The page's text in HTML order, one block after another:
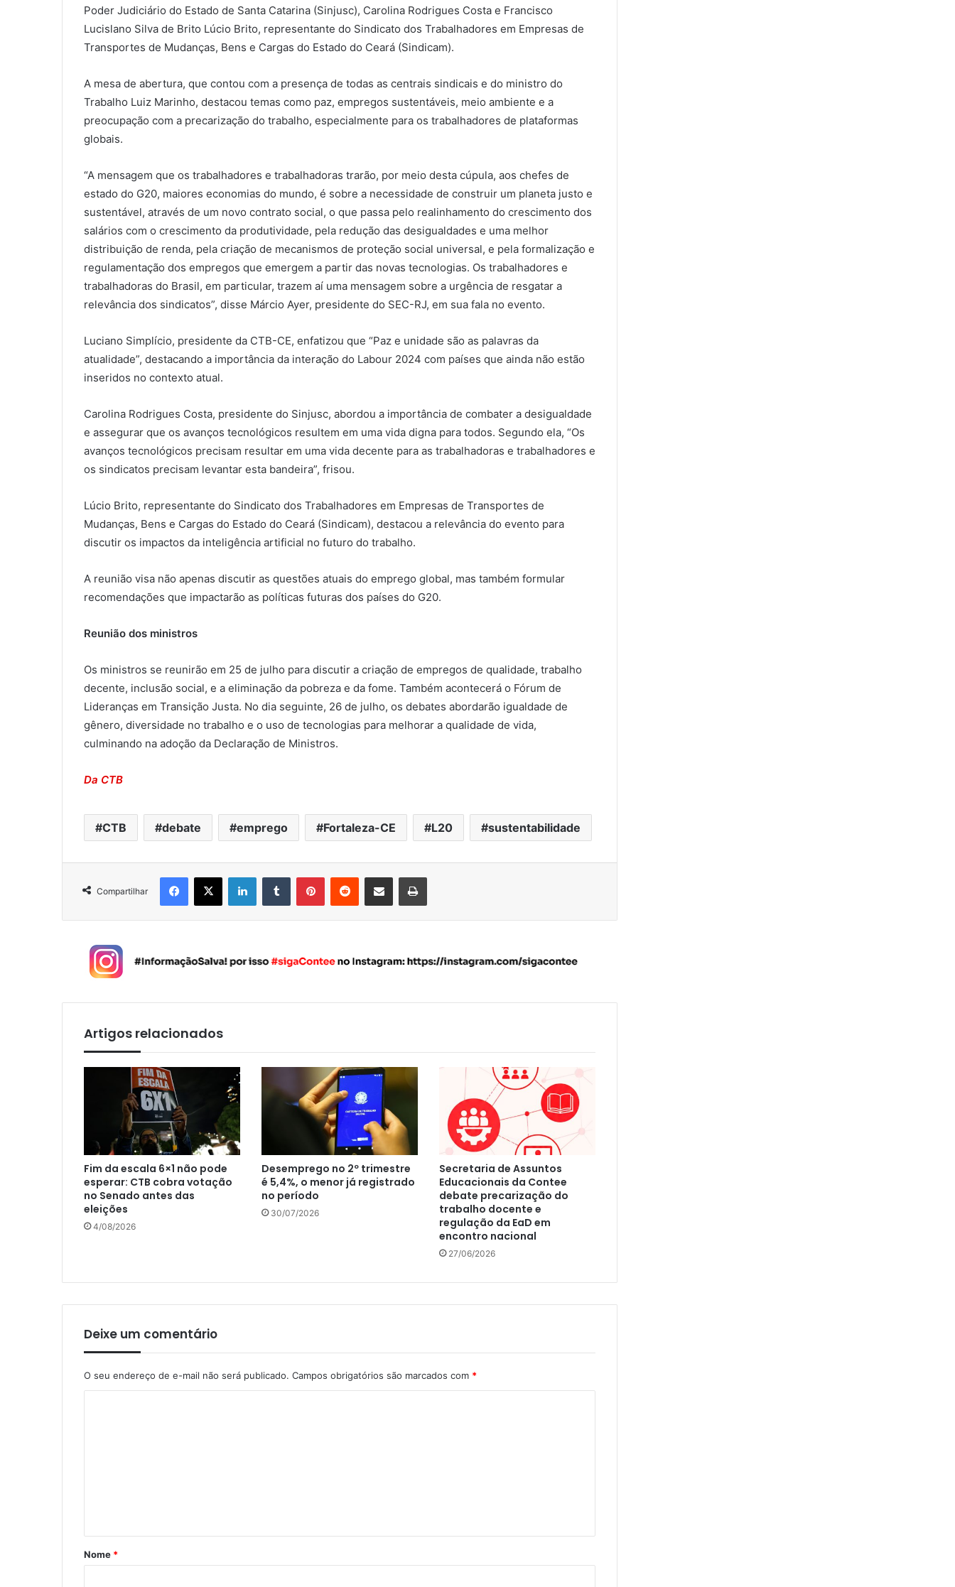
Poder Judiciário do Estado de Santa Catarina (Sinjusc), Carolina Rodrigues Costa e Francisco
Lucislano Silva de Brito Lúcio Brito, representante do Sindicato dos Trabalhadores em Empresas de
Transportes de Mudanças, Bens e Cargas do Estado do Ceará (Sindicam).
A mesa de abertura, que contou com a presença de todas as centrais sindicais e do ministro do
Trabalho Luiz Marinho, destacou temas como paz, empregos sustentáveis, meio ambiente e a
preocupação com a precarização do trabalho, especialmente para os trabalhadores de plataformas
globais.
“A mensagem que os trabalhadores e trabalhadoras trarão, por meio desta cúpula, aos chefes de
estado do G20, maiores economias do mundo, é sobre a necessidade de construir um planeta justo e
sustentável, através de um novo contrato social, o que passa pelo realinhamento do crescimento dos
salários com o crescimento da produtividade, pela redução das desigualdades e uma melhor
distribuição de renda, pela criação de mecanismos de proteção social universal, e pela formalização e
regulamentação dos empregos que emergem a partir das novas tecnologias. Os trabalhadores e
trabalhadoras do Brasil, em particular, trazem aí uma mensagem sobre a urgência de resgatar a
relevância dos sindicatos”, disse Márcio Ayer, presidente do SEC-RJ, em sua fala no evento.
Luciano Simplício, presidente da CTB-CE, enfatizou que “Paz e unidade são as palavras da
atualidade”, destacando a importância da interação do Labour 2024 com países que ainda não estão
inseridos no contexto atual.
Carolina Rodrigues Costa, presidente do Sinjusc, abordou a importância de combater a desigualdade
e assegurar que os avanços tecnológicos resultem em uma vida digna para todos. Segundo ela, “Os
avanços tecnológicos precisam resultar em uma vida decente para as trabalhadoras e trabalhadores e
os sindicatos precisam levantar esta bandeira”, frisou.
Lúcio Brito, representante do Sindicato dos Trabalhadores em Empresas de Transportes de
Mudanças, Bens e Cargas do Estado do Ceará (Sindicam), destacou a relevância do evento para
discutir os impactos da inteligência artificial no futuro do trabalho.
A reunião visa não apenas discutir as questões atuais do emprego global, mas também formular
recomendações que impactarão as políticas futuras dos países do G20.
Reunião dos ministros
Os ministros se reunirão em 25 de julho para discutir a criação de empregos de qualidade, trabalho
decente, inclusão social, e a eliminação da pobreza e da fome. Também acontecerá o Fórum de
Lideranças em Transição Justa. No dia seguinte, 26 de julho, os debates abordarão igualdade de
gênero, diversidade no trabalho e o uso de tecnologias para melhorar a qualidade de vida,
culminando na adoção da Declaração de Ministros.
Da CTB
CTB debate emprego Fortaleza-CE L20 sustentabilidade
Compartilhar
Artigos relacionados
Fim da escala 6×1 não pode
esperar: CTB cobra votação
no Senado antes das
eleições
4/08/2026
Desemprego no 2º trimestre
é 5,4%, o menor já registrado
no período
30/07/2026
Secretaria de Assuntos
Educacionais da Contee
debate precarização do
trabalho docente e
regulação da EaD em
encontro nacional
27/06/2026
Deixe um comentário
O seu endereço de e-mail não será publicado. Campos obrigatórios são marcados com *
rNome *